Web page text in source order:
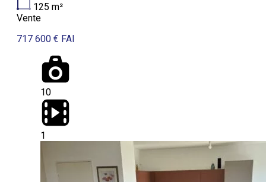
125 m²
Vente
717 600 € FAI
10
1